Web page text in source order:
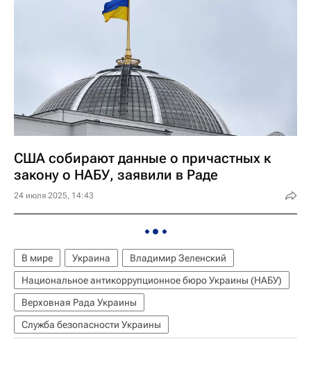
США собирают данные о причастных к
закону о НАБУ, заявили в Раде
24 июля 2025, 14:43
В мире Украина
Владимир Зеленский
Национальное антикоррупционное бюро Украины (НАБУ)
Верховная Рада Украины
Служба безопасности Украины